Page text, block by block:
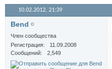
10.02.2012, 21:39
Bend
Член сообщества
Регистрация
11.09.2008
Сообщений
2,549